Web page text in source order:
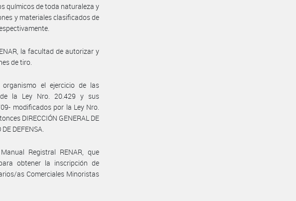
químicos de toda naturaleza y
y materiales clasificados de
la facultad de autorizar y
de tiro.
el ejercicio de las
la Ley Nro. 20.429 y sus
modificados por la Ley Nro.
DIRECCIÓN GENERAL DE
DEFENSA.
Registral RENAR, que
obtener la inscripción de
as Comerciales Minoristas